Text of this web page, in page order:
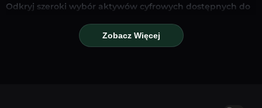
Odkryj szeroki wybór aktywów cyfrowych dostępnych do
tego, czy szukasz uznanych stablecoinów, obiecujących
altcoinów czy nowych trendujących tokenów – znajdziesz
Zobacz Więcej